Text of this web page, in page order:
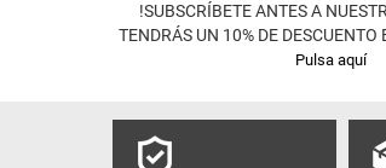
!SUBSCRÍBETE ANTES A
TENDRÁS UN 10% DE DESCUENTO
Pulsa aquí